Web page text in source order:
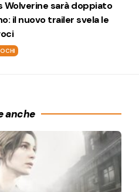
Wolverine sarà doppiato
il nuovo trailer svela le
anche